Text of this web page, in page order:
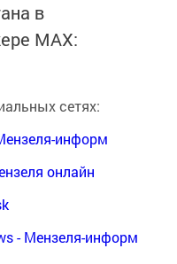
в
MАХ:
сетях:
информ
онлайн
- Мензеля-информ